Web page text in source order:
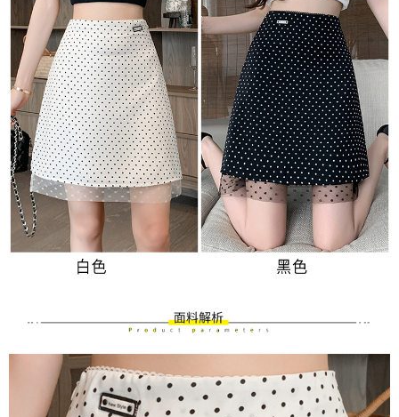
【注意事項】
１．透過由恩沛科技股份有限公司提供之「AFTEE先享後付」服務完成之交
易，需依本服務之必要範圍內提供個人資料，並將交易相關給付款項請求債
權轉讓予恩沛科技股份有限公司。
２．關於個人資料處理事宜，請瀏覽以下網址：
https://aftee.tw/terms/#terms3
３．未成年的使用者請事先徵得法定代理人或監護人之同意方可使用
「AFTEE先享後付」，若未經同意申辦者引起之損失，本公司不負相關責
任。
４．使用「AFTEE先享後付」時，將依據個別帳號之用戶狀況，依本公司即
時審查核予不同之上限額度；若仍有額度不足之情形，本公司將視審查結果
請求用戶進行身份認證。
５．嚴禁一人註冊多個帳號或使用他人資訊註冊。若發現惡意使用之情形，
恩沛科技股份有限公司將有權停止該用戶之使用額度並採取法律行動。
付款後萊爾富取貨
每筆NT$80，滿NT$699(含以上)免運費
7-11付款取貨
每筆NT$80，滿NT$699(含以上)免運費
付款後7-11取貨
每筆NT$80，滿NT$699(含以上)免運費
宅配
每筆NT$70，滿NT$699(含以上)免運費
離島-郵局寄送
每筆NT$90，滿NT$699(含以上)免運費